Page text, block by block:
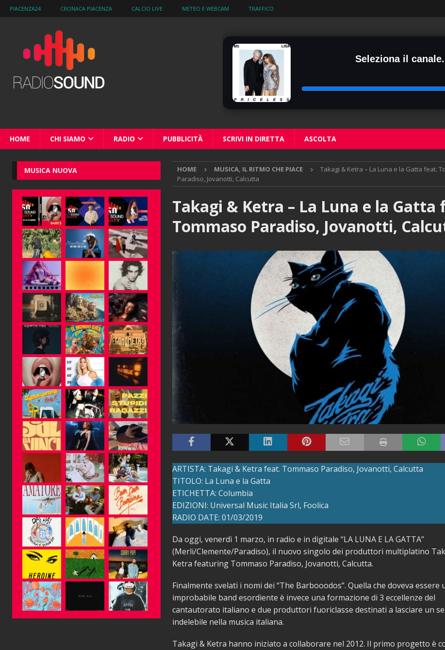
PIACENZA24 CRONACA PIACENZA CALCIO LIVE METEO E WEBCAM TRAFFICO
Seleziona il
HOME CHI SIAMO RADIO PUBBLICITÀ SCRIVI IN DIRETTA ASCOLTA
HOME MUSICA, IL RITMO CHE PIACE
Takagi & Ketra – La Luna e la Gatta feat.
Paradiso, Jovanotti, Calcutta
Takagi & Ketra – La Luna e la Gatta
Tommaso Paradiso, Jovanotti,
ARTISTA: Takagi & Ketra feat. Tommaso Paradiso, Jovanotti, Calcutta
TITOLO: La Luna e la Gatta
ETICHETTA: Columbia
EDIZIONI: Universal Music Italia Srl, Foolica
RADIO DATE: 01/03/2019
Da oggi, venerdì 1 marzo, in radio e in digitale “LA LUNA E LA GATTA”
(Merli/Clemente/Paradiso), il nuovo singolo dei produttori multiplatino
Ketra featuring Tommaso Paradiso, Jovanotti, Calcutta.
Finalmente svelati i nomi dei “The Barbooodos”. Quella che doveva essere
improbabile band esordiente è invece una formazione di 3 eccellenze del
cantautorato italiano e due produttori fuoriclasse destinati a lasciare un
indelebile nella musica italiana.
Takagi & Ketra hanno iniziato a collaborare nel 2012. Il primo progetto è
MUSICA NUOVA